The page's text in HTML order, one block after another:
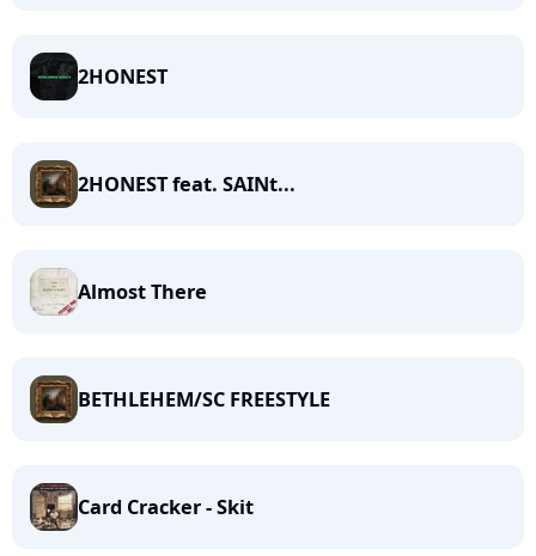
2HONEST
2HONEST feat. SAINt...
Almost There
BETHLEHEM/SC FREESTYLE
Card Cracker - Skit